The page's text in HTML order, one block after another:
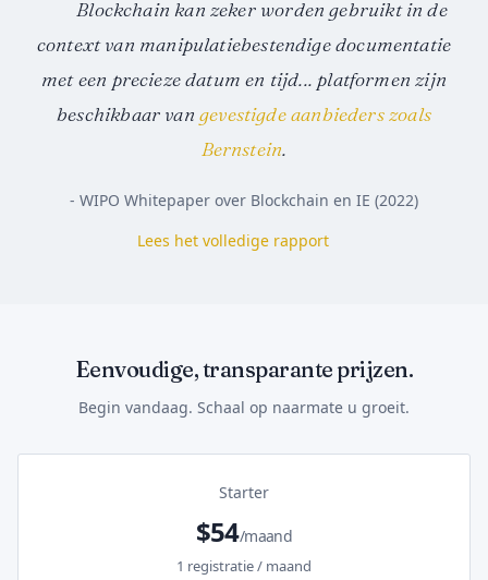
Blockchain kan zeker worden gebruikt in de
context van manipulatiebestendige documentatie
met een precieze datum en tijd... platformen zijn
beschikbaar van gevestigde aanbieders zoals
Bernstein.
- WIPO Whitepaper over Blockchain en IE (2022)
Lees het volledige rapport
Eenvoudige, transparante prijzen.
Begin vandaag. Schaal op naarmate u groeit.
Starter
$54/maand
1 registratie / maand